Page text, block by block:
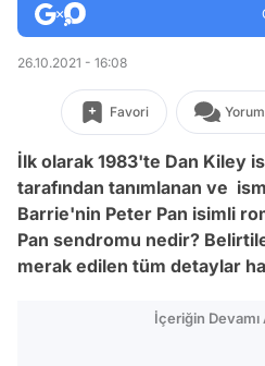
26.10.2021 - 16:08
Favori
İlk olarak 1983'te Dan Kiley
tarafından tanımlanan ve
Barrie'nin Peter Pan isimli
Pan sendromu nedir?
merak edilen tüm detaylar
İçeriğin Devamı